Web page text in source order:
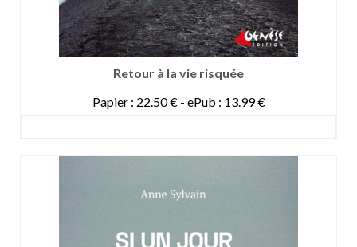
Retour à la vie risquée
Papier : 22.50 € - ePub : 13.99 €